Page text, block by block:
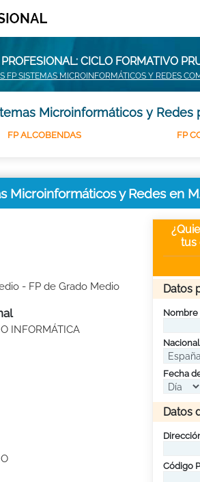
CICLO FORMATIVO
FP SISTEMAS MICROINFORMÁTICOS Y REDES
Microinformáticos y Redes
FP ALCOBENDAS FP
Microinformáticos y Redes en
- FP de Grado Medio
INFORMÁTICA
tus
Datos
Nombre
Fecha
Datos
Código